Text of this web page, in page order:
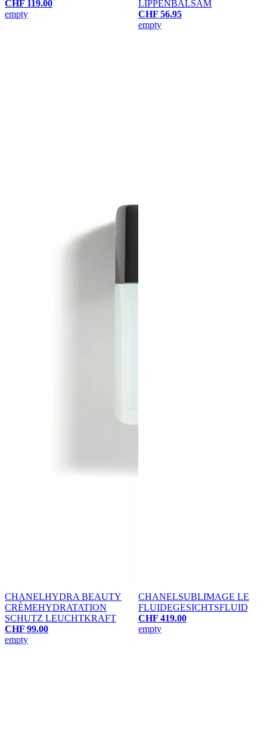
CHF 119.00
empty
LIPPENBALSAM
CHF 56.95
empty
CHANELHYDRA BEAUTY
CRÈMEHYDRATATION
SCHUTZ LEUCHTKRAFT
CHF 99.00
empty
CHANELSUBLIMAGE LE
FLUIDEGESICHTSFLUID
CHF 419.00
empty